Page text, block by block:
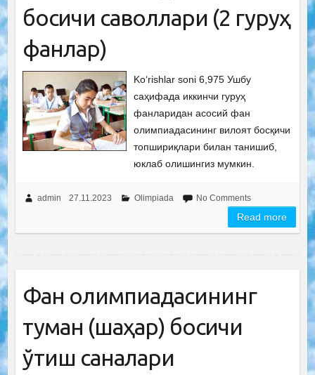
босқичи саволлари (2 гуруҳ
фанлар)
Ko‘rishlar soni 6,975 Ушбу
саҳифада иккинчи гуруҳ
фанларидан асосий фан
олимпиадасининг вилоят босқичи
топшириқлари билан танишиб,
юклаб олишингиз мумкин.
admin 27.11.2023 Olimpiada No Comments
Read more
Фан олимпиадасининг
туман (шаҳар) босқичи
ўтиш саналари